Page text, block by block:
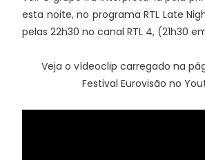
esta noite, no programa RTL Late
pelas 22h30 no canal RTL 4, (21h30
Veja o vídeoclip carregado na
Festival Eurovisão no